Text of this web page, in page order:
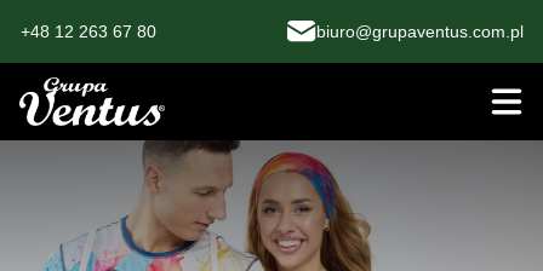
+48 12 263 67 80 biuro@grupaventus.com.pl